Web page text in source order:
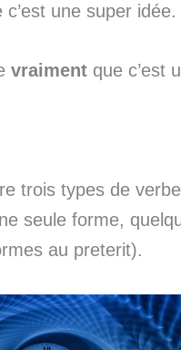
une super idée.
vraiment que c’est
trois types de
seule forme,
au preterit).